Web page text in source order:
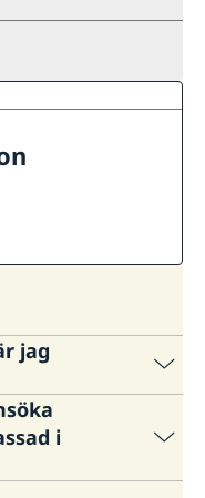
jag
behöver ha
samt för
via följande
i